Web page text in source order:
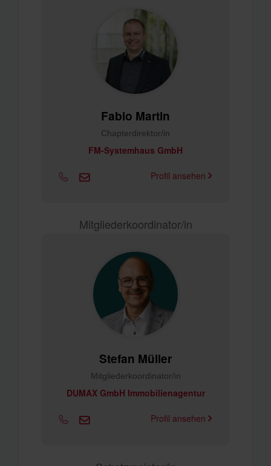
Fabio Martin
Chapterdirektor/in
FM-Systemhaus GmbH
Profil ansehen
Mitgliederkoordinator/in
Stefan Müller
Mitgliederkoordinator/in
DUMAX GmbH Immobilienagentur
Profil ansehen